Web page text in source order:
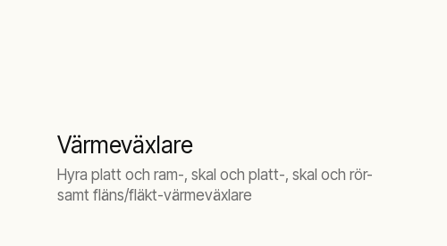
Värmeväxlare
Hyra platt och ram-, skal och platt-, skal och rör-
samt fläns/fläkt-värmeväxlare